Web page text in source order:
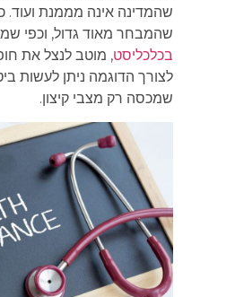
שהמדינה אינה מממנת ועוד. כאן
שהמבחר מאוד גדול, וכפי שמציין
בכלכליסט, מוטב לנצל את חופש
לצורך הדוגמה ניתן לעשות
שמכסה רק מצבי קיצון.